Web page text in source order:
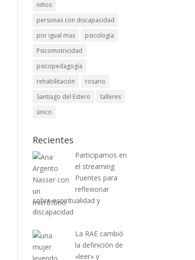
niños
personas con discapacidad
por igual mas
psicologia
Psicomotricidad
psicopedagogía
rehabilitación
rosario
Santiago del Estero
talleres
único
Recientes
Participamos en
el streaming
Puentes para
reflexionar
sobre espiritualidad y
discapacidad
La RAE cambió
la definición de
«leer» y